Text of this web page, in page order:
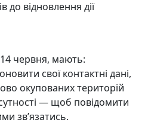
відновлення дії
червня, мають:
свої контактні дані,
окупованих територій
— щоб повідомити
зв’язатись.